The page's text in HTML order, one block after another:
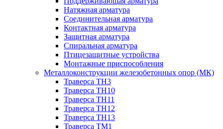
Натяжная арматура
Соединительная арматура
Контактная арматура
Защитная арматура
Спиральная арматура
Птицезащитные устройства
Монтажные приспособления
Металлоконструкции железобетонных опор (МК)
Траверса ТН3
Траверса ТН10
Траверса ТН11
Траверса ТН12
Траверса ТН13
Траверса ТМ1